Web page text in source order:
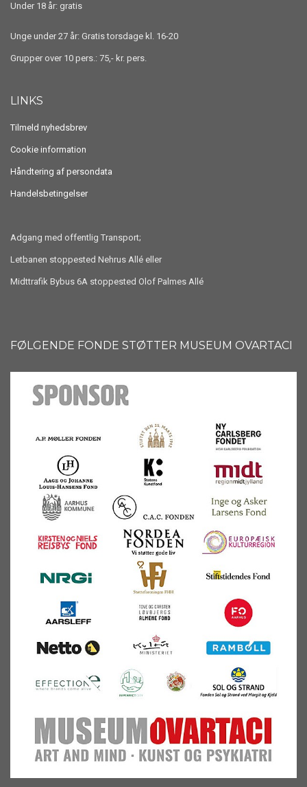
Under 18 år: gratis
Unge under 27 år: Gratis torsdage kl. 16-20
Grupper over 10 pers.: 75,- kr. pers.
LINKS
Tilmeld nyhedsbrev
Cookie information
Håndtering af persondata
Handelsbetingelser
Adgang med offentlig Transport;
Letbanen stoppested Nehrus Allé eller
Midttrafik Bybus 6A stoppested Olof Palmes Allé
FØLGENDE FONDE STØTTER MUSEUM OVARTACI